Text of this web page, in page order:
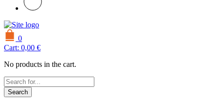
0
Cart: 0,00 €
No products in the cart.
Search